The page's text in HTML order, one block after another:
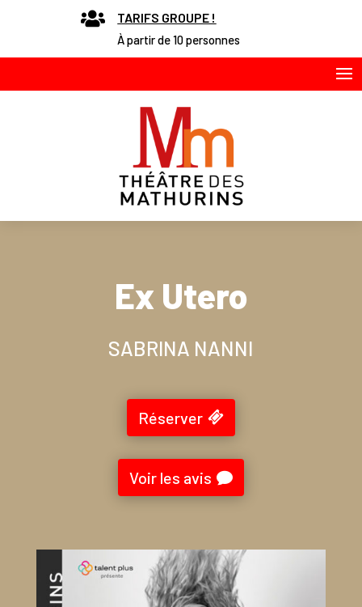
 TARIFS GROUPE !
À partir de 10 personnes
Ex Utero
SABRINA NANNI
Réserver
Voir les avis